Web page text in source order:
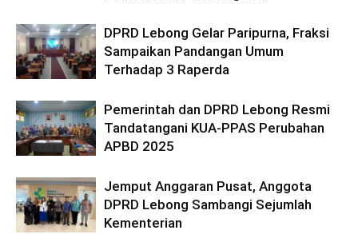
DPRD Lebong Gelar Paripurna, Fraksi
Sampaikan Pandangan Umum
Terhadap 3 Raperda
Pemerintah dan DPRD Lebong Resmi
Tandatangani KUA-PPAS Perubahan
APBD 2025
Jemput Anggaran Pusat, Anggota
DPRD Lebong Sambangi Sejumlah
Kementerian